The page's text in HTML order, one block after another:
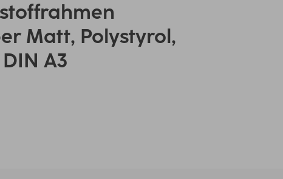
Matt, Polystyrol,
A3